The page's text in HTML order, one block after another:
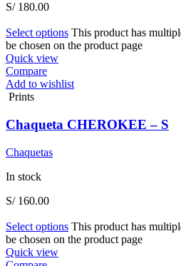
S/180.00
Select options This product has
be chosen on the product page
Quick view
Compare
Add to wishlist
Prints
Chaqueta CHEROKEE – S
Chaquetas
In stock
S/160.00
Select options This product has
be chosen on the product page
Quick view